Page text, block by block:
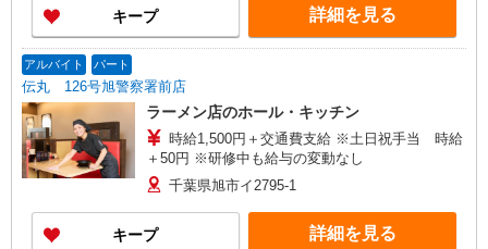
キープ 詳細を見る
アルバイト パート
伝丸 126号旭警察署前店
ラーメン店のホール・キッチン
時給1,500円＋交通費支給 ※土日祝手当 時給
＋50円 ※研修中も給与の変動なし
千葉県旭市イ2795-1
キープ 詳細を見る